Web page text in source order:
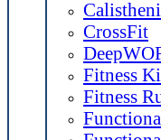
CrossFit
Fitness
Fitness